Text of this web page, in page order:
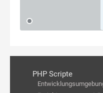
PHP Scripte